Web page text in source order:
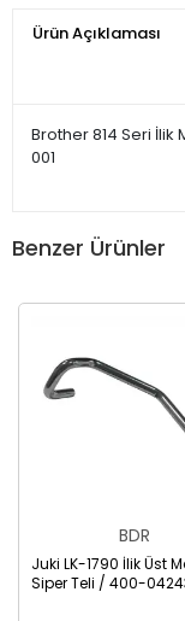
Ürün Açıklaması
Brother 814 Seri
001
Benzer Ürünler
BDR
Juki LK-1790 İlik Üst
Siper Teli / 400-